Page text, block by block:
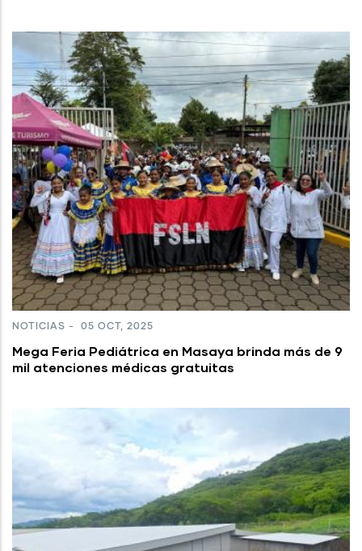
NOTICIAS - 05 OCT, 2025
Mega Feria Pediátrica en Masaya brinda más de 9
mil atenciones médicas gratuitas